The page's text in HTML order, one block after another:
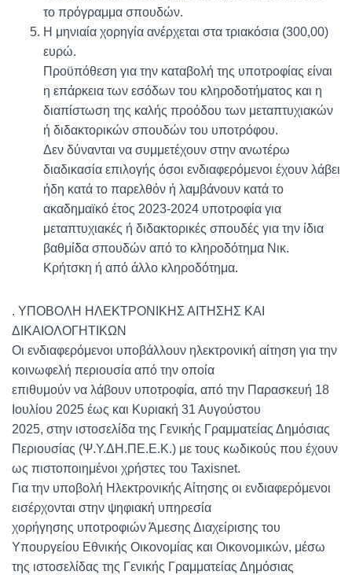
το πρόγραμμα σπουδών.
Η μηνιαία χορηγία ανέρχεται στα τριακόσια (300,00)
ευρώ.
Προϋπόθεση για την καταβολή της υποτροφίας είναι
η επάρκεια των εσόδων του κληροδοτήματος και η
διαπίστωση της καλής προόδου των μεταπτυχιακών
ή διδακτορικών σπουδών του υποτρόφου.
Δεν δύνανται να συμμετέχουν στην ανωτέρω
διαδικασία επιλογής όσοι ενδιαφερόμενοι έχουν λάβει
ήδη κατά το παρελθόν ή λαμβάνουν κατά το
ακαδημαϊκό έτος 2023-2024 υποτροφία για
μεταπτυχιακές ή διδακτορικές σπουδές για την ίδια
βαθμίδα σπουδών από το κληροδότημα Νικ.
Κρήτσκη ή από άλλο κληροδότημα.
. ΥΠΟΒΟΛΗ ΗΛΕΚΤΡΟΝΙΚΗΣ ΑΙΤΗΣΗΣ ΚΑΙ
ΔΙΚΑΙΟΛΟΓΗΤΙΚΩΝ
Οι ενδιαφερόμενοι υποβάλλουν ηλεκτρονική αίτηση για την
κοινωφελή περιουσία από την οποία
επιθυμούν να λάβουν υποτροφία, από την Παρασκευή 18
Ιουλίου 2025 έως και Κυριακή 31 Αυγούστου
2025, στην ιστοσελίδα της Γενικής Γραμματείας Δημόσιας
Περιουσίας (Ψ.Υ.ΔΗ.ΠΕ.Ε.Κ.) με τους κωδικούς που έχουν
ως πιστοποιημένοι χρήστες του Taxisnet.
Για την υποβολή Ηλεκτρονικής Αίτησης οι ενδιαφερόμενοι
εισέρχονται στην ψηφιακή υπηρεσία
χορήγησης υποτροφιών Άμεσης Διαχείρισης του
Υπουργείου Εθνικής Οικονομίας και Οικονομικών, μέσω
της ιστοσελίδας της Γενικής Γραμματείας Δημόσιας